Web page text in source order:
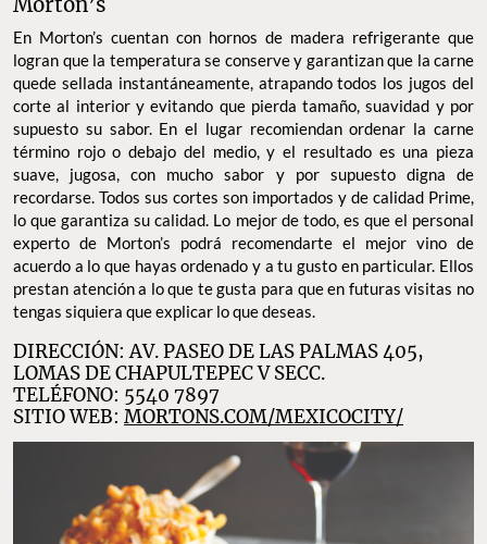
En Morton’s cuentan con hornos de madera refrigerante que
logran que la temperatura se conserve y garantizan que la carne
quede sellada instantáneamente, atrapando todos los jugos del
corte al interior y evitando que pierda tamaño, suavidad y por
supuesto su sabor. En el lugar recomiendan ordenar la carne
término rojo o debajo del medio, y el resultado es una pieza
suave, jugosa, con mucho sabor y por supuesto digna de
recordarse. Todos sus cortes son importados y de calidad Prime,
lo que garantiza su calidad. Lo mejor de todo, es que el personal
experto de Morton’s podrá recomendarte el mejor vino de
acuerdo a lo que hayas ordenado y a tu gusto en particular. Ellos
prestan atención a lo que te gusta para que en futuras visitas no
tengas siquiera que explicar lo que deseas.
DIRECCIÓN: AV. PASEO DE LAS PALMAS 405,
LOMAS DE CHAPULTEPEC V SECC.
TELÉFONO: 5540 7897
SITIO WEB: MORTONS.COM/MEXICOCITY/